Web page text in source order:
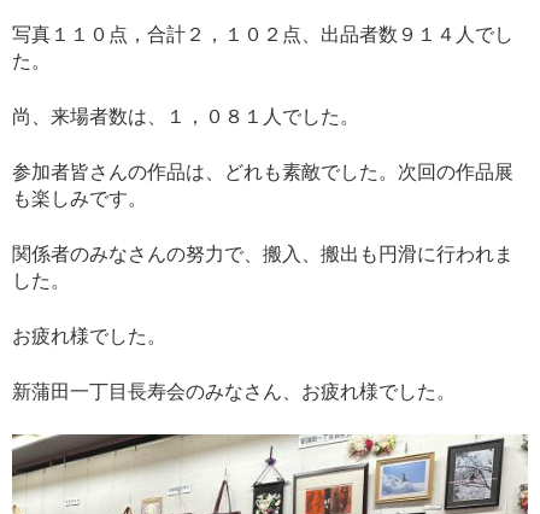
写真１１０点，合計２，１０２点、出品者数９１４人でし
た。
尚、来場者数は、１，０８１人でした。
参加者皆さんの作品は、どれも素敵でした。次回の作品展
も楽しみです。
関係者のみなさんの努力で、搬入、搬出も円滑に行われま
した。
お疲れ様でした。
新蒲田一丁目長寿会のみなさん、お疲れ様でした。